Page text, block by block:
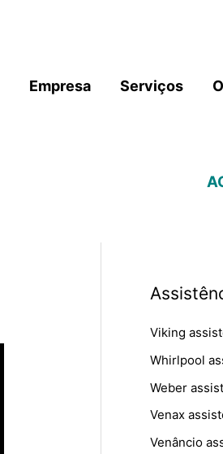
Empresa Serviços
Viking
Whirlpool
Weber
Venax
Venâncio